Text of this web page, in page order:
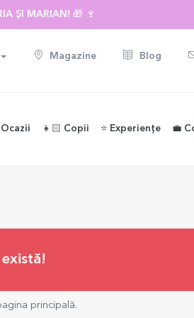
ȘI MARIAN! 🎁 🍷
Magazine Blog
Ocazii 👧🏻 Copii ⭐️ Experiențe 💼
principală.